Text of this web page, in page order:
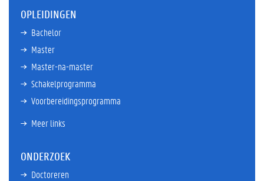
OPLEIDINGEN
Bachelor
Master
Master-na-master
Schakelprogramma
Voorbereidingsprogramma
Meer links
ONDERZOEK
Doctoreren